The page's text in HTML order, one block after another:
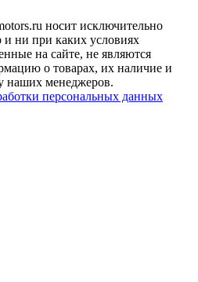
носит исключительно
ни при каких условиях
на сайте, не являются
о товарах, их наличие и
наших менеджеров.
персональных данных